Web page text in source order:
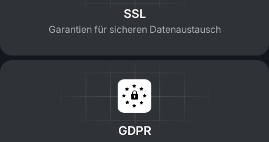
SSL
Garantien für sicheren Datenaustausch
GDPR